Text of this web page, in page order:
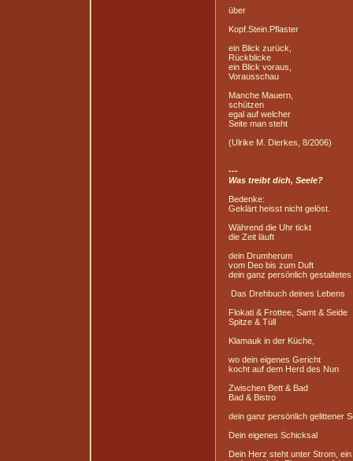
über
Kopf.Stein.Pflaster
ein Blick zurück,
Rückblicke
ein Blick voraus,
Vorausschau
Manche Mauern,
schützen
egal auf welcher
Seite man steht
(Ulrike M. Dierkes, 8/2006)
---
Was treibt dich, Seele?
Bedenke:
Geklärt heisst nicht gelöst.
Während die Uhr tickt
die Zeit läuft
dein Drumherum
vom Deo bis zum Duft
dein ganz persönlich
Das Drehbuch deines Lebens
Flokati & Frottee, Samt & Seide
Spitze & Tüll
Klamauk in der Küche,
wo dein eigenes Gericht
kocht auf dem Herd des Nun
Zwischen Bett & Bad
Bad & Bistro
dein ganz persönlich gelittener
Dein eigenes Schicksal
Dein Herz steht unter Strom,